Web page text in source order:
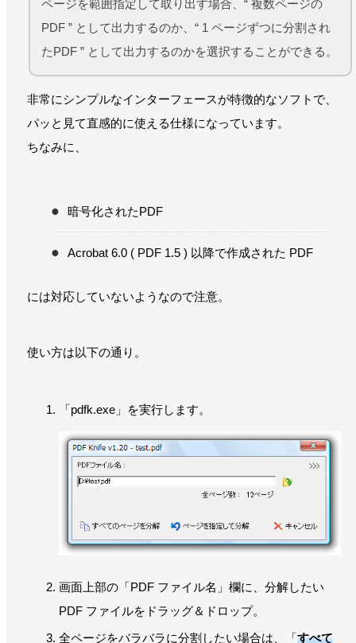
ページを範囲指定して取り出す場合、“ 複数ページの
PDF ” として出力するのか、“ 1 ページずつに分割され
たPDF ” として出力するのかを選択することができる。
非常にシンプルなインターフェースが特徴的なソフトで、
パッと見て直感的に使える仕様になっています。
ちなみに、
暗号化されたPDF
Acrobat 6.0 ( PDF 1.5 ) 以降で作成された PDF
には対応していないようなので注意。
使い方は以下の通り。
「pdfk.exe」を実行します。
画面上部の「PDF ファイル名」欄に、分解したい
PDF ファイルをドラッグ＆ドロップ。
全ページをバラバラに分割したい場合は、「すべて